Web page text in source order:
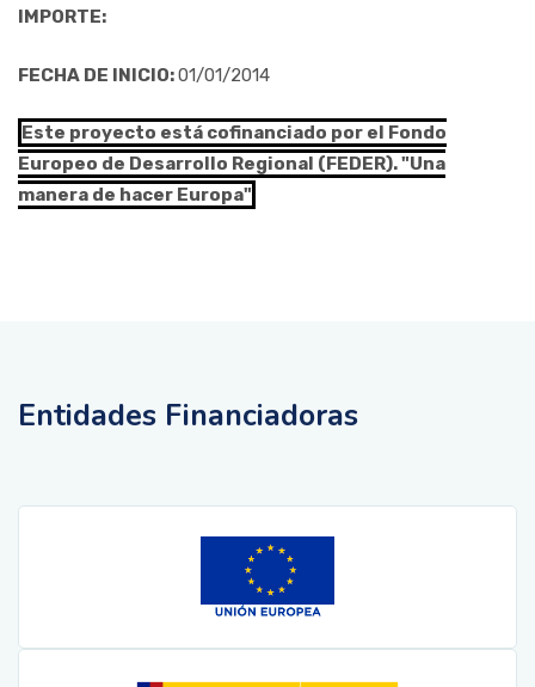
IMPORTE:
FECHA DE INICIO:01/01/2014
Este proyecto está cofinanciado por el Fondo
Europeo de Desarrollo Regional (FEDER). "Una
manera de hacer Europa"
Entidades Financiadoras